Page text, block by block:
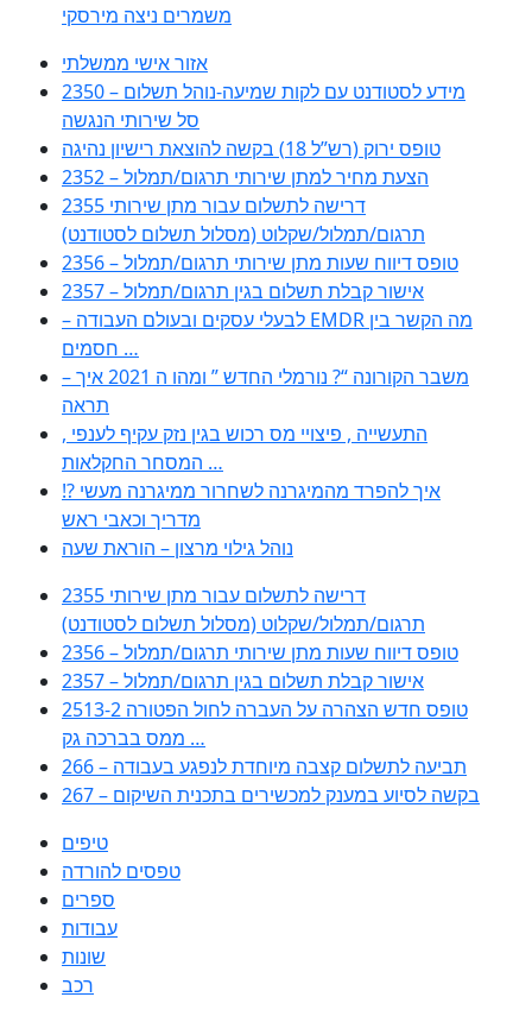
משמרים ניצה מירסקי
אזור אישי ממשלתי
2350 – מידע לסטודנט עם לקות שמיעה-נוהל תשלום
סל שירותי הנגשה
טופס ירוק (רש”ל 18) בקשה להוצאת רישיון נהיגה
2352 – הצעת מחיר למתן שירותי תרגום/תמלול
2355 דרישה לתשלום עבור מתן שירותי
תרגום/תמלול/שקלוט (מסלול תשלום לסטודנט)
2356 – טופס דיווח שעות מתן שירותי תרגום/תמלול
2357 – אישור קבלת תשלום בגין תרגום/תמלול
– לבעלי עסקים ובעולם העבודה EMDR מה הקשר בין
חסמים …
– משבר הקורונה “? נורמלי החדש ” ומהו ה 2021 איך
תראה
, התעשייה , פיצויי מס רכוש בגין נזק עקיף לענפי
המסחר החקלאות …
!? איך להפרד מהמיגרנה לשחרור ממיגרנה מעשי
מדריך וכאבי ראש
נוהל גילוי מרצון – הוראת שעה
2355 דרישה לתשלום עבור מתן שירותי
תרגום/תמלול/שקלוט (מסלול תשלום לסטודנט)
2356 – טופס דיווח שעות מתן שירותי תרגום/תמלול
2357 – אישור קבלת תשלום בגין תרגום/תמלול
2513-2 טופס חדש הצהרה על העברה לחול הפטורה
ממס בברכה גק …
266 – תביעה לתשלום קצבה מיוחדת לנפגע בעבודה
267 – בקשה לסיוע במענק למכשירים בתכנית השיקום
טיפים
טפסים להורדה
ספרים
עבודות
שונות
רכב